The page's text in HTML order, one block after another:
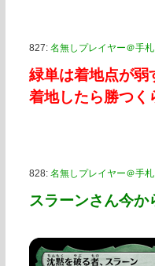
827: 名無しプレイヤー＠手
緑単は着地点が弱
着地したら勝つく
828: 名無しプレイヤー＠手
スラーンさん今か